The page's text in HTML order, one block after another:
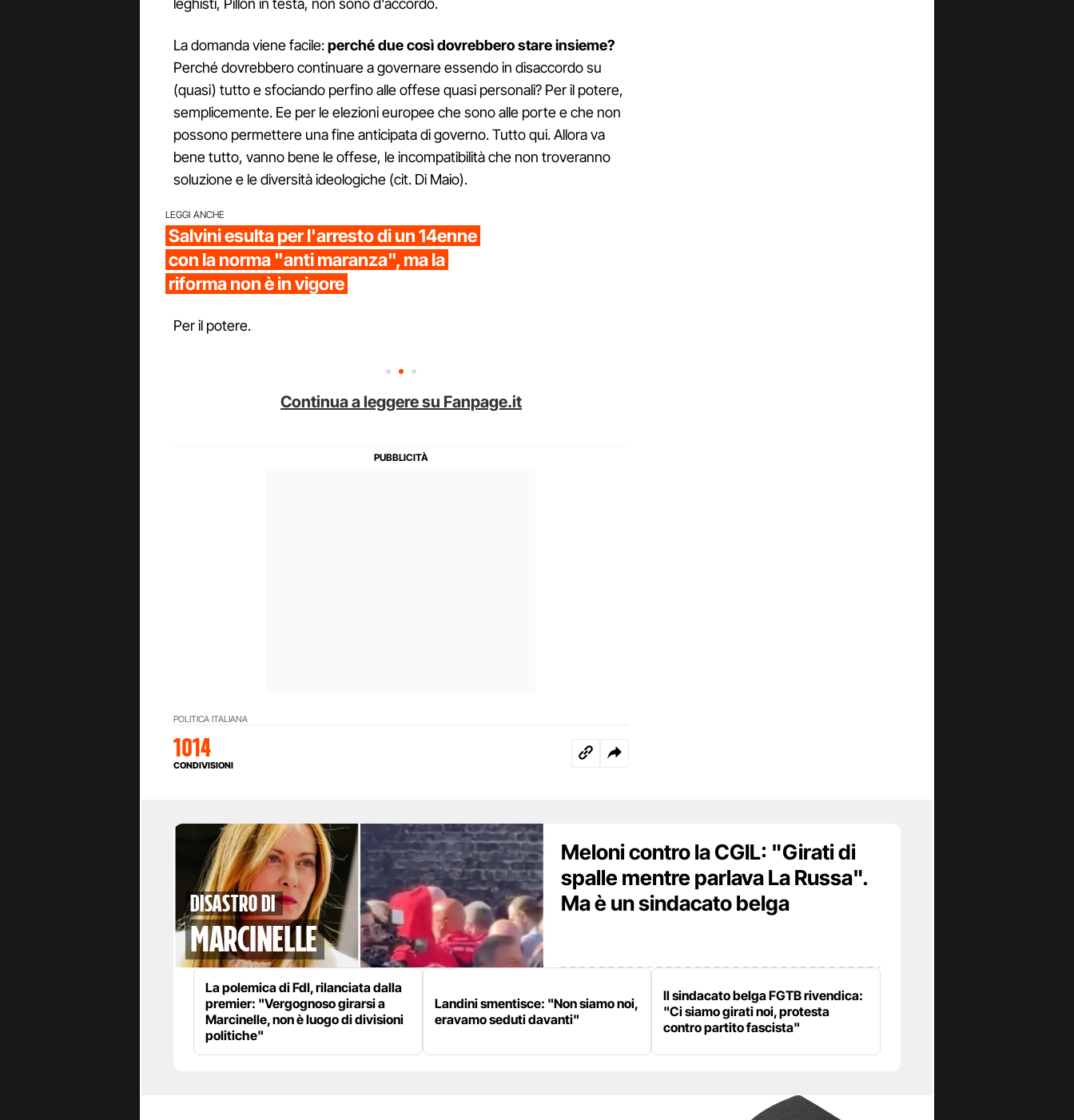
leghisti, Pillon in testa, non sono d'accordo.
La domanda viene facile:perché due così dovrebbero stare insieme?
Perché dovrebbero continuare a governare essendo in disaccordo su
(quasi) tutto e sfociando perfino alle offese quasi personali? Per il potere,
semplicemente. Ee per le elezioni europee che sono alle porte e che non
possono permettere una fine anticipata di governo. Tutto qui. Allora va
bene tutto, vanno bene le offese, le incompatibilità che non troveranno
soluzione e le diversità ideologiche (cit. Di Maio).
LEGGI ANCHE
Salvini esulta per l'arresto di un 14enne
con la norma "anti maranza", ma la
riforma non è in vigore
Per il potere.
Continua a leggere su Fanpage.it
POLITICA ITALIANA
1014
CONDIVISIONI
disastro di
marcinelle
Meloni contro la CGIL: "Girati di
spalle mentre parlava La Russa".
Ma è un sindacato belga
La polemica di FdI, rilanciata dalla
premier: "Vergognoso girarsi a
Marcinelle, non è luogo di divisioni
politiche"
Landini smentisce: "Non siamo noi,
eravamo seduti davanti"
Il sindacato belga FGTB rivendica:
"Ci siamo girati noi, protesta
contro partito fascista"